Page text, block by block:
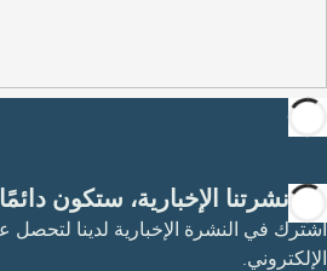
مع نشرتنا الإخبارية، ستكون
اشترك في النشرة الإخبارية لدينا
الإلكتروني.